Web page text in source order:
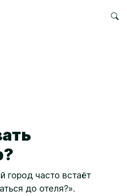
город часто встаёт
до отеля?».